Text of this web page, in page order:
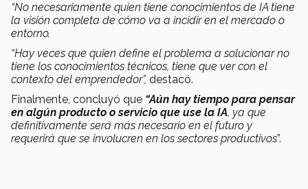
“No necesariamente quien tiene conocimientos de IA tiene
la visión completa de cómo va a incidir en el mercado o
entorno.
“Hay veces que quien define el problema a solucionar no
tiene los conocimientos técnicos, tiene que ver con el
contexto del emprendedor”, destacó.
Finalmente, concluyó que “Aún hay tiempo para pensar
en algún producto o servicio que use la IA, ya que
definitivamente será más necesario en el futuro y
requerirá que se involucren en los sectores productivos”.